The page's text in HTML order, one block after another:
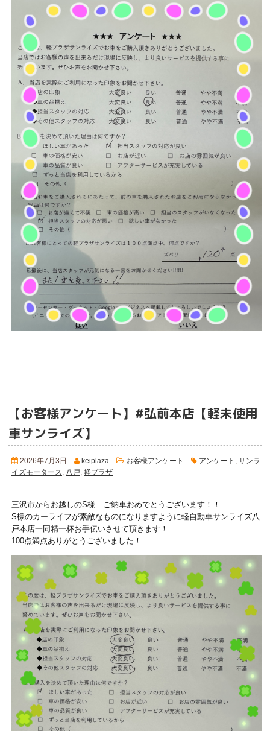
【お客様アンケート】#弘前本店【軽未使用
車サンライズ】
2026年7月3日 keiplaza お客様アンケート アンケート
サンラ
イズモータース
八戸 軽プラザ
三沢市からお越しのS様 ご納車おめでとうございます！！
S様のカーライフが素敵なものになりますように軽自動車サンライズ八
戸本店一同精一杯お手伝いさせて頂きます！
100点満点ありがとうございました！